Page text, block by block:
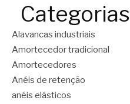
Categorias
Alavancas industriais
Amortecedor tradicional
Amortecedores
Anéis de retenção
anéis elásticos